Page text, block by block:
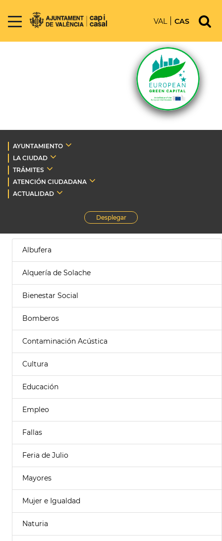
VAL CAS
AYUNTAMIENTO
LA CIUDAD
TRÁMITES
ATENCIÓN CIUDADANA
ACTUALIDAD
Desplegar
Albufera
Alquería de Solache
Bienestar Social
Bomberos
Contaminación Acústica
Cultura
Educación
Empleo
Fallas
Feria de Julio
Mayores
Mujer e Igualdad
Naturia